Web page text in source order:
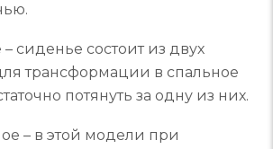
– сиденье состоит из двух
трансформации в спальное
потянуть за одну из них.
– в этой модели при